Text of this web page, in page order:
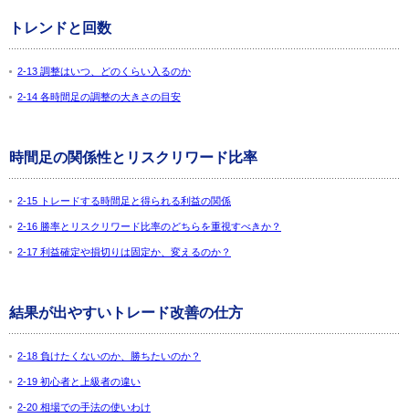
トレンドと回数
2-13 調整はいつ、どのくらい入るのか
2-14 各時間足の調整の大きさの目安
時間足の関係性とリスクリワード比率
2-15 トレードする時間足と得られる利益の関係
2-16 勝率とリスクリワード比率のどちらを重視すべきか？
2-17 利益確定や損切りは固定か、変えるのか？
結果が出やすいトレード改善の仕方
2-18 負けたくないのか、勝ちたいのか？
2-19 初心者と上級者の違い
2-20 相場での手法の使いわけ